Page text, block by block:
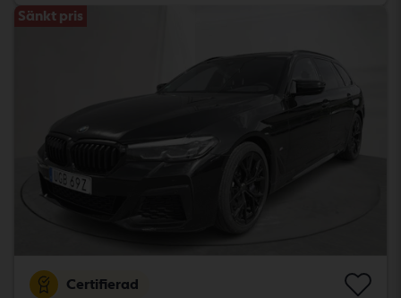
Sänkt pris
Certifierad